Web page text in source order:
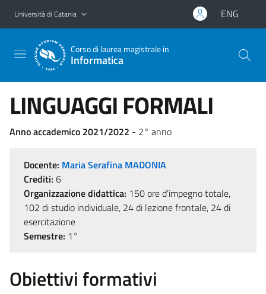
Vai al contenuto principale
Vai al menu di navigazione
Università di Catania ENG
Corso di laurea magistrale in
Informatica
LINGUAGGI FORMALI
Anno accademico 2021/2022 - 2° anno
Docente: Maria Serafina MADONIA
Crediti: 6
Organizzazione didattica: 150 ore d'impegno totale,
102 di studio individuale, 24 di lezione frontale, 24 di
esercitazione
Semestre: 1°
Obiettivi formativi